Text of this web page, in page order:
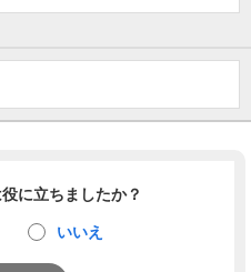
に立ちましたか？
いいえ